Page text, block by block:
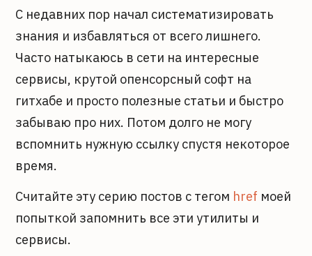
С недавних пор начал систематизировать
знания и избавляться от всего лишнего.
Часто натыкаюсь в сети на интересные
сервисы, крутой опенсорсный софт на
гитхабе и просто полезные статьи и быстро
забываю про них. Потом долго не могу
вспомнить нужную ссылку спустя некоторое
время.
Считайте эту серию постов с тегом href моей
попыткой запомнить все эти утилиты и
сервисы.